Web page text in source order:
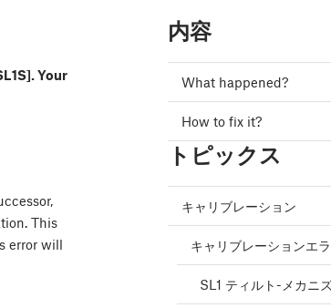
Your
This
error will
内容
What happened?
How to fix it?
トピックス
キャリブレーション
キャリブレーションエ
SL1 ティルト-メカニ